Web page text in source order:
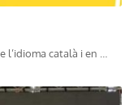
català i en …